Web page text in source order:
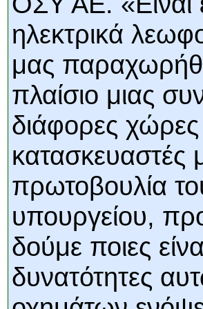
ηλεκτρικά
μας
πλαίσιο μιας
διάφορες χώρες
κατασκευαστές
πρωτοβουλία
υπουργείου,
δούμε ποιες
δυνατότητες